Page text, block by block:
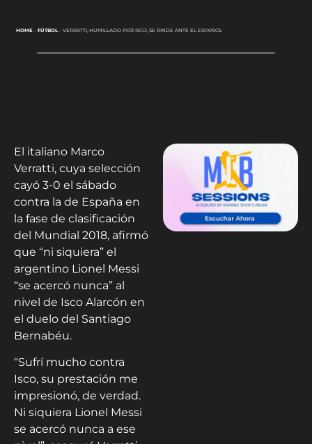
HOME- FÚTBOL- VERRATTI, HUMILLADO POR ISCO, SE RINDE ANTE EL ESPAÑOL
El italiano Marco
Verratti, cuya selección
cayó 3-0 el sábado
contra la de España en
la fase de clasificación
del Mundial 2018, afirmó
que “ni siquiera” el
argentino Lionel Messi
“se acercó nunca” al
nivel de Isco Alarcón en
el duelo del Santiago
Bernabéu.
“Sufrí mucho contra
Isco, su prestación me
impresionó, de verdad.
Ni siquiera Lionel Messi
se acercó nunca a ese